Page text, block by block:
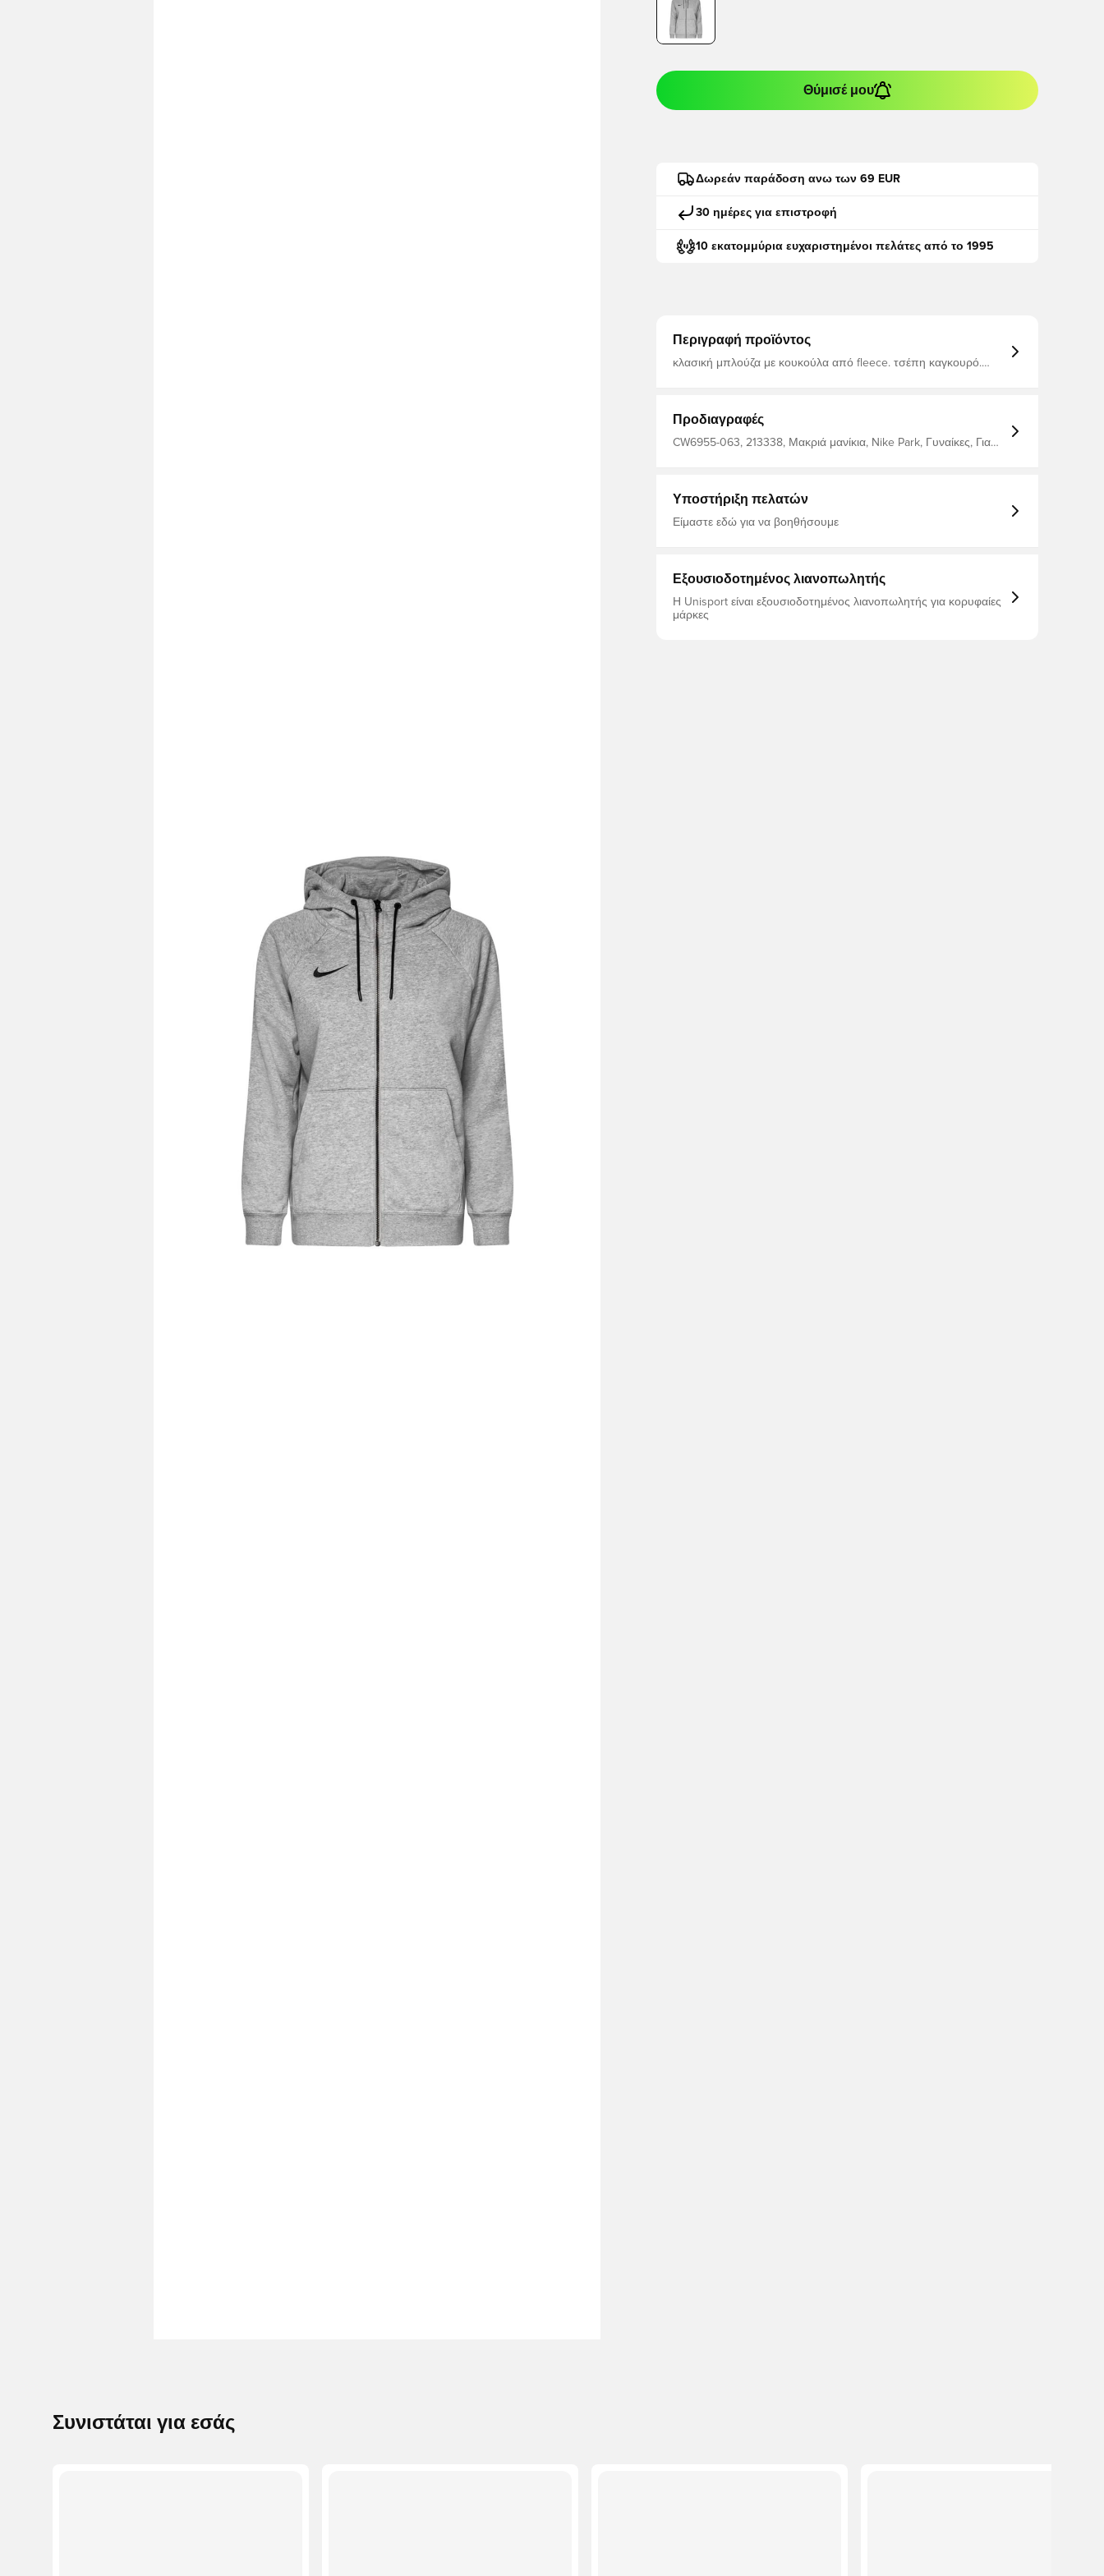
Θύμισέ μου
Δωρεάν παράδοση ανω των 69 EUR
30 ημέρες για επιστροφή
10 εκατομμύρια ευχαριστημένοι πελάτες από το 1995
Περιγραφή προϊόντος
κλασική μπλούζα με κουκούλα από fleece. τσέπη καγκουρό.
Προδιαγραφές
CW6955-063, 213338, Μακριά μανίκια, Nike Park, Γυναίκες, Για
Υποστήριξη πελατών
Είμαστε εδώ για να βοηθήσουμε
Εξουσιοδοτημένος λιανοπωλητής
Η Unisport είναι εξουσιοδοτημένος λιανοπωλητής για κορυφαίες
μάρκες
Συνιστάται για εσάς